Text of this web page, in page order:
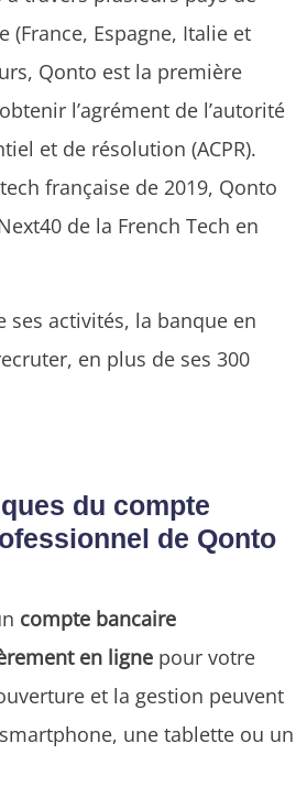
(France, Espagne, Italie et
Qonto est la première
l’agrément de l’autorité
et de résolution (ACPR).
française de 2019, Qonto
de la French Tech en
ses activités, la banque en
en plus de ses 300
du compte
de Qonto
compte bancaire
en ligne pour votre
et la gestion peuvent
une tablette ou un